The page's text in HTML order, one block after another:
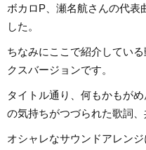
ボカロP、瀬名航さんの代表
した。
ちなみにここで紹介してい
クスバージョンです。
タイトル通り、何もかもが
の気持ちがつづられた歌詞、
オシャレなサウンドアレンジ